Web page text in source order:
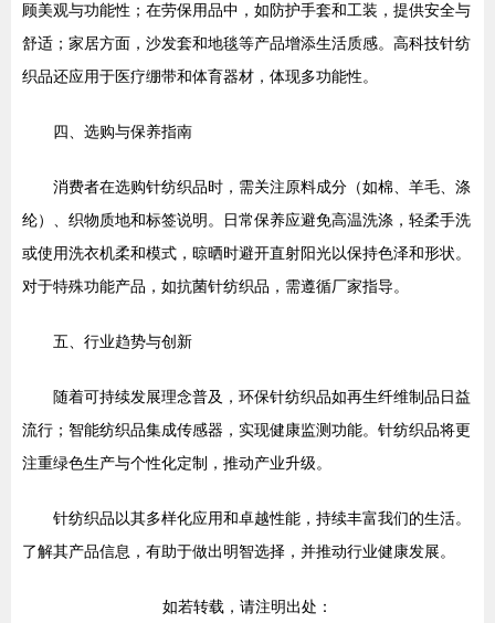
顾美观与功能性；在劳保用品中，如防护手套和工装，提供安全与
舒适；家居方面，沙发套和地毯等产品增添生活质感。高科技针纺
织品还应用于医疗绷带和体育器材，体现多功能性。
四、选购与保养指南
消费者在选购针纺织品时，需关注原料成分（如棉、羊毛、涤
纶）、织物质地和标签说明。日常保养应避免高温洗涤，轻柔手洗
或使用洗衣机柔和模式，晾晒时避开直射阳光以保持色泽和形状。
对于特殊功能产品，如抗菌针纺织品，需遵循厂家指导。
五、行业趋势与创新
随着可持续发展理念普及，环保针纺织品如再生纤维制品日益
流行；智能纺织品集成传感器，实现健康监测功能。针纺织品将更
注重绿色生产与个性化定制，推动产业升级。
针纺织品以其多样化应用和卓越性能，持续丰富我们的生活。
了解其产品信息，有助于做出明智选择，并推动行业健康发展。
如若转载，请注明出处：